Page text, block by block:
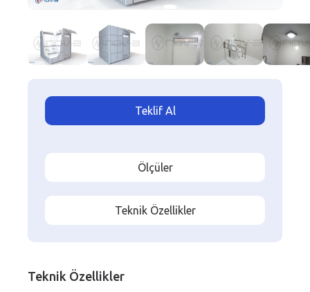
Teklif Al
Ölçüler
Teknik Özellikler
Teknik Özellikler